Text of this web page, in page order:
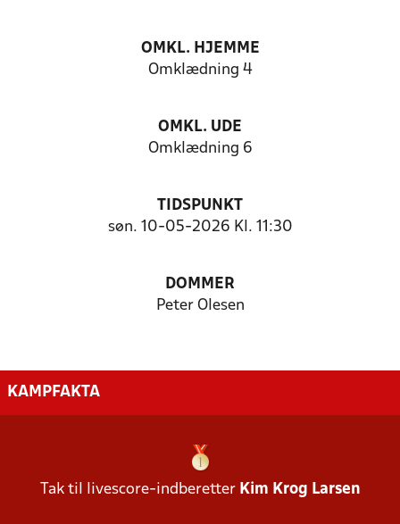
OMKL. HJEMME
Omklædning 4
OMKL. UDE
Omklædning 6
TIDSPUNKT
søn. 10-05-2026 Kl. 11:30
DOMMER
Peter Olesen
KAMPFAKTA
Tak til livescore-indberetter Kim Krog Larsen